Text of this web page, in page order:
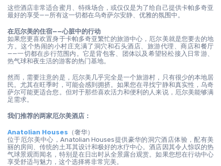
这些酒店非常适合蜜月、特殊场合，或仅仅是为了给自己提供卡帕多奇亚
最好的享受——所有这一切都在乌奇萨尔安静、优雅的氛围中。
在厄尔美的住宿——心脏中的行动
如果您更喜欢置身于卡帕多奇亚繁忙的旅游中心，厄尔美就是您要去的地
方。这个热闹的小村庄充满了洞穴和石头酒店、旅游代理、商店和餐厅
——一切都在步行范围内。它是背包客、团体以及希望轻松接入日常游、
热气球和夜生活的游客的热门基地。
然而，需要注意的是，厄尔美几乎完全是一个旅游村，只有很少的本地居
民。尤其在旺季时，可能会感到拥挤。如果您在寻找宁静和真实性，乌奇
萨尔可能更适合您。但对于那些喜欢活力和便利的人来说，厄尔美能够满
足需求。
我们推荐的两家厄尔美酒店：
Anatolian Houses （奢华）
位于厄尔美中心，Anatolian Houses提供豪华的洞穴酒店体验，配有美
丽的房间、传统的土耳其设计和极好的水疗中心。酒店因其令人惊叹的热
气球景观而闻名，特别是在日出时从全景露台观赏。如果您想在行动中心
享受舒适与魅力，这个选择将非常完美。